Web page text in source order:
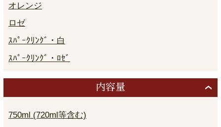
オレンジ
ロゼ
ｽﾊﾟｰｸﾘﾝｸﾞ・白
ｽﾊﾟｰｸﾘﾝｸﾞ・ﾛｾﾞ
内容量
750ml (720ml等含む)